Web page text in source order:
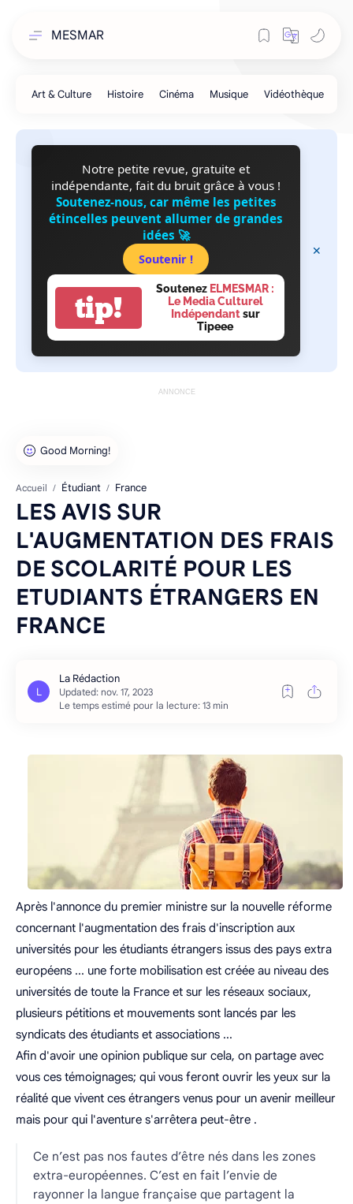
MESMAR
Notre petite revue, gratuite et
indépendante, fait du bruit grâce à vous !
Soutenez-nous, car même les petites
étincelles peuvent allumer de grandes
idées 🚀
Soutenir !
tip!
Soutenez ELMESMAR :
Le Media Culturel
Indépendantsur
Tipeee
ANNONCE
Accueil Étudiant France
LES AVIS SUR
L'AUGMENTATION DES FRAIS
DE SCOLARITÉ POUR LES
ETUDIANTS ÉTRANGERS EN
FRANCE
Le temps estimé pour la lecture: 13 min
Après l'annonce du premier ministre sur la nouvelle réforme
concernant l'augmentation des frais d'inscription aux
universités pour les étudiants étrangers issus des pays extra
européens ... une forte mobilisation est créée au niveau des
universités de toute la France et sur les réseaux sociaux,
plusieurs pétitions et mouvements sont lancés par les
syndicats des étudiants et associations ...
Afin d'avoir une opinion publique sur cela, on partage avec
vous ces témoignages; qui vous feront ouvrir les yeux sur la
réalité que vivent ces étrangers venus pour un avenir meilleur
mais pour qui l'aventure s'arrêtera peut-être .
Ce n’est pas nos fautes d’être nés dans les zones
extra-européennes. C’est en fait l’envie de
rayonner la langue française que partagent la